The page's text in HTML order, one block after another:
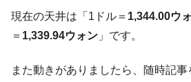
『Money1』
韓国政府『BYD』車
は韓国で『BYD』車は売れている。6
『Money1』
在韓米国大使スティ
現在の天井は「1ドル＝ 1,344.00ウ
＝ 1,339.94ウォン 」です。
また動きがありましたら、随時記